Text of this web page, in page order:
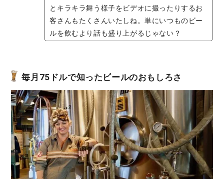
とキラキラ舞う様子をビデオに撮ったりするお
客さんもたくさんいたしね。単にいつものビー
ルを飲むより話も盛り上がるじゃない？
毎月75ドルで知ったビールのおもしろさ